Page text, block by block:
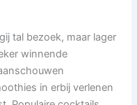
tal bezoek, maar lager
winnende
in erbij verlenen